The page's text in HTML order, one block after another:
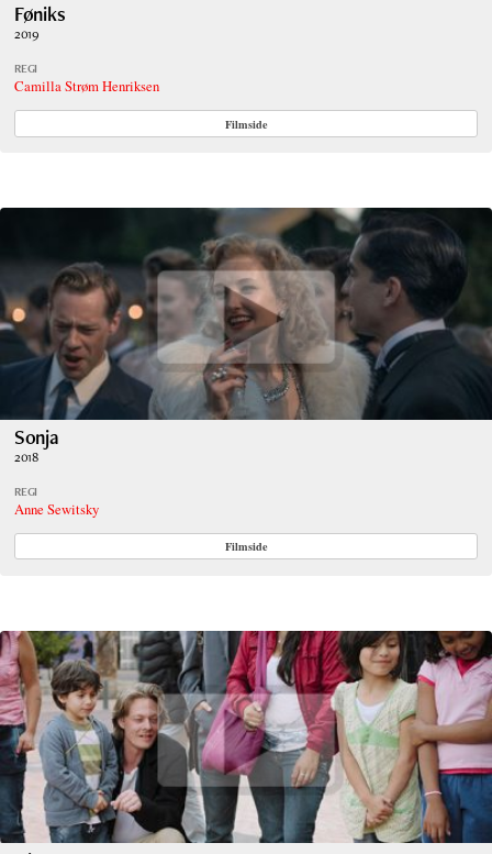
Føniks
2019
REGI
Camilla Strøm Henriksen
Filmside
Sonja
2018
REGI
Anne Sewitsky
Filmside